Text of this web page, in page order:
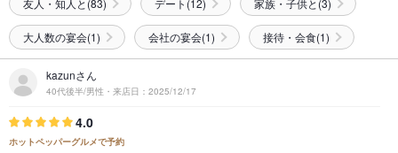
友人・知人と(83) デート(12) 家族・子供と(3)
大人数の宴会(1) 会社の宴会(1) 接待・会食(1)
kazunさん
40代後半/男性・来店日：2025/12/17
4.0
ホットペッパーグルメで予約